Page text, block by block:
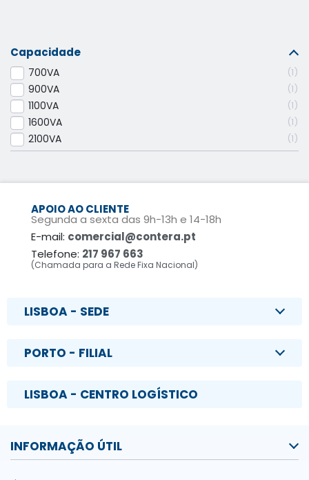
Capacidade
700VA 1
900VA 1
1100VA 1
1600VA 1
2100VA 1
APOIO AO CLIENTE
Segunda a sexta das 9h-13h e 14-18h
E-mail: comercial@contera.pt
Telefone: 217 967 663
(Chamada para a Rede Fixa Nacional)
LISBOA - SEDE
PORTO - FILIAL
LISBOA - CENTRO LOGÍSTICO
INFORMAÇÃO ÚTIL